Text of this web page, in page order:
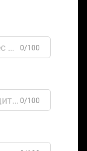
0/100
0/100